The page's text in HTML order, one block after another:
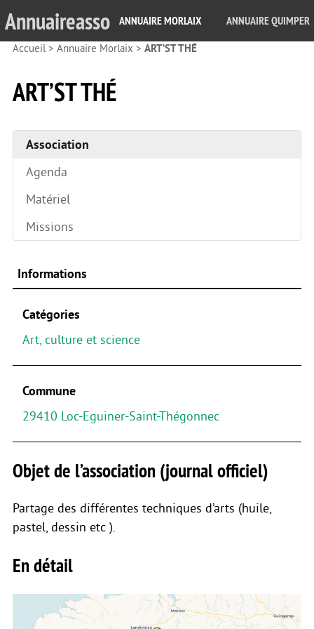
Annuaireasso ANNUAIRE MORLAIX ANNUAIRE QUIMPER
Accueil> Annuaire Morlaix > ART’ST THÉ
ART’ST THÉ
Association
Agenda
Matériel
Missions
Informations
Catégories
Art, culture et science
Commune
29410 Loc-Eguiner-Saint-Thégonnec
Objet de l’association (journal officiel)
Partage des différentes techniques d’arts (huile,
pastel, dessin etc ).
En détail